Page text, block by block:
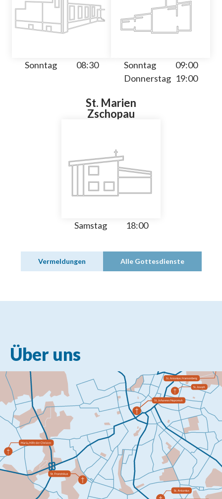
Sonntag 08:30 Sonntag
09:00
Donnerstag 19:00
St. Marien
Zschopau
Samstag 18:00
Vermeldungen Alle Gottesdienste
Über uns